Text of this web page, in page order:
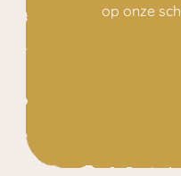
op onze